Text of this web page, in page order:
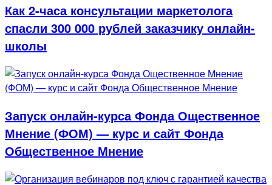
Как 2-часа консультации маркетолога
спасли 300 000 рублей заказчику онлайн-
школы
Запуск онлайн-курса Фонда Ощественное
Мнение (ФОМ) — курс и сайт Фонда
Общественное Мнение